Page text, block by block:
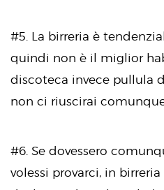
#5. La birreria è
quindi non è il miglior
discoteca invece pullula
non ci riuscirai
#6. Se dovessero
volessi provarci, in